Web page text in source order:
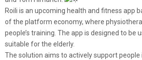
Roili is an upcoming health and fitness app
of the platform economy, where
people’s training. The app is designed to be
suitable for the elderly.
The solution aims to actively support